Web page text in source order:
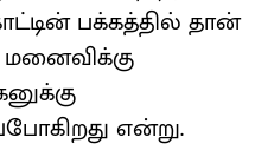
பக்கத்தில் தான்
என்று.